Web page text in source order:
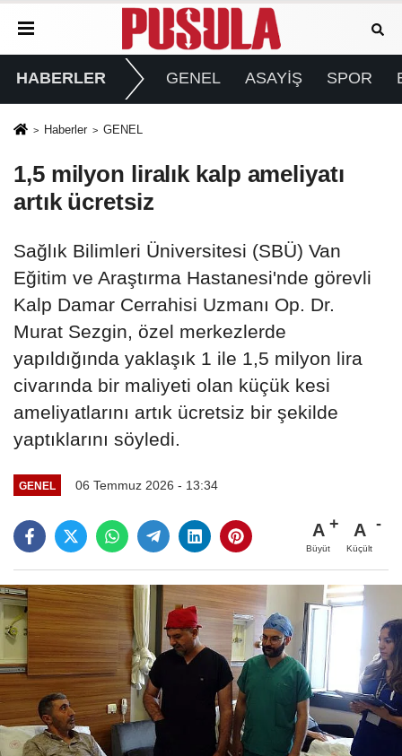
HABERLER GENEL ASAYİŞ SPOR
Haberler GENEL
1,5 milyon liralık kalp ameliyatı
artık ücretsiz
Sağlık Bilimleri Üniversitesi (SBÜ) Van
Eğitim ve Araştırma Hastanesi'nde görevli
Kalp Damar Cerrahisi Uzmanı Op. Dr.
Murat Sezgin, özel merkezlerde
yapıldığında yaklaşık 1 ile 1,5 milyon lira
civarında bir maliyeti olan küçük kesi
ameliyatlarını artık ücretsiz bir şekilde
yaptıklarını söyledi.
GENEL 06 Temmuz 2026 - 13:34
A
Büyüt
A
Küçült